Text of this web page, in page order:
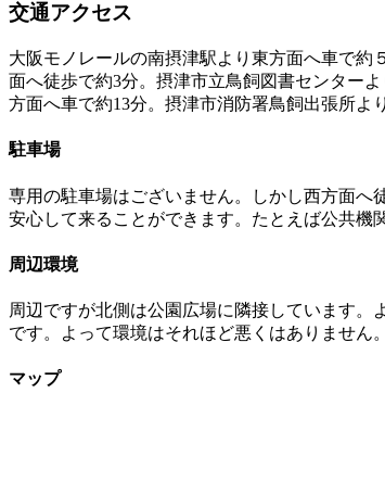
交通アクセス
大阪モノレールの南摂津駅より東方面へ車で
面へ徒歩で約3分。摂津市立鳥飼図書センター
方面へ車で約13分。摂津市消防署鳥飼出張所よ
駐車場
専用の駐車場はございません。しかし西方面へ
安心して来ることができます。たとえば公共機
周辺環境
周辺ですが北側は公園広場に隣接しています
です。よって環境はそれほど悪くはありません
マップ